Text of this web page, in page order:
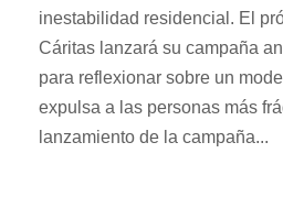
inestabilidad residencial. El
Cáritas lanzará su campaña
para reflexionar sobre un
expulsa a las personas más
lanzamiento de la campaña...